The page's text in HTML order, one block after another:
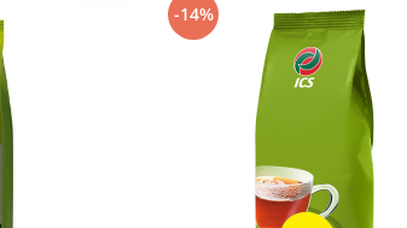
-14%